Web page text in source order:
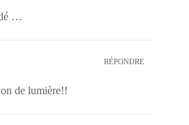
…
RÉPONDRE
de lumière!!